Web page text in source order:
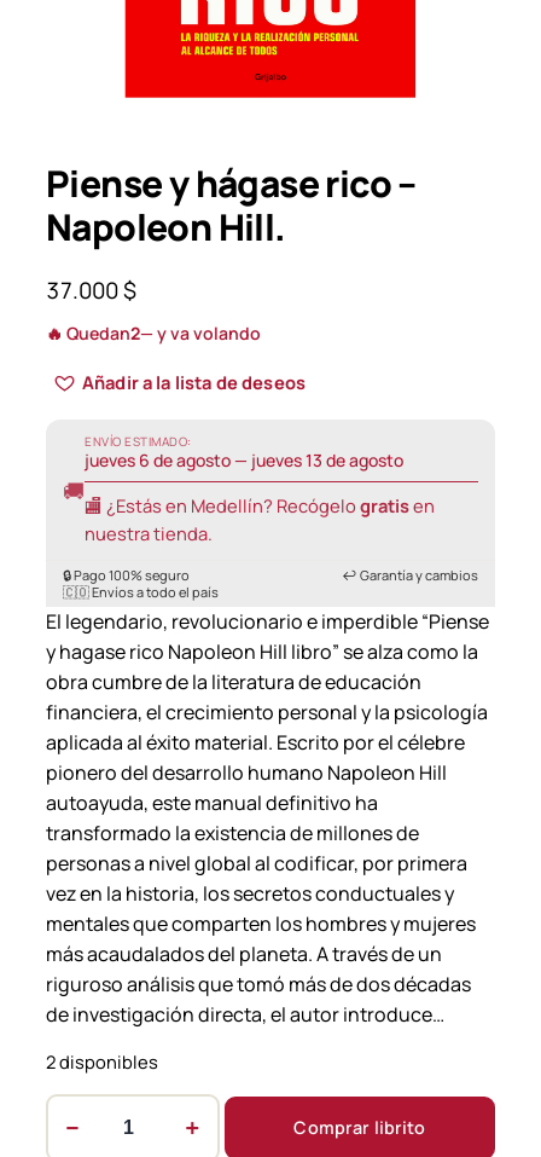
Piense y hágase rico –
Napoleon Hill.
37.000$
🔥 Quedan2— y va volando
Añadir a la lista de deseos
🚚
ENVÍO ESTIMADO:
jueves 6 de agosto — jueves 13 de agosto
🏬 ¿Estás en Medellín? Recógelo gratisen
nuestra tienda.
🔒 Pago 100% seguro
↩️ Garantía y cambios
🇨🇴 Envíos a todo el país
El legendario, revolucionario e imperdible “Piense
y hagase rico Napoleon Hill libro” se alza como la
obra cumbre de la literatura de educación
financiera, el crecimiento personal y la psicología
aplicada al éxito material. Escrito por el célebre
pionero del desarrollo humano Napoleon Hill
autoayuda, este manual definitivo ha
transformado la existencia de millones de
personas a nivel global al codificar, por primera
vez en la historia, los secretos conductuales y
mentales que comparten los hombres y mujeres
más acaudalados del planeta. A través de un
riguroso análisis que tomó más de dos décadas
de investigación directa, el autor introduce…
2 disponibles
− + Comprar librito